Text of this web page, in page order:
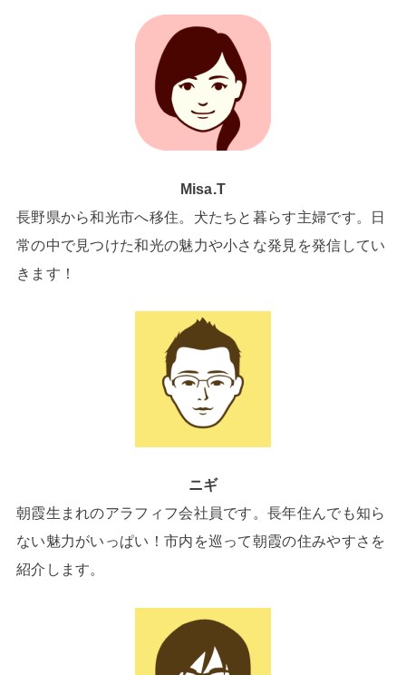
Misa.T
長野県から和光市へ移住。犬たちと暮らす主婦です。日
常の中で見つけた和光の魅力や小さな発見を発信してい
きます！
ニギ
朝霞生まれのアラフィフ会社員です。長年住んでも知ら
ない魅力がいっぱい！市内を巡って朝霞の住みやすさを
紹介します。